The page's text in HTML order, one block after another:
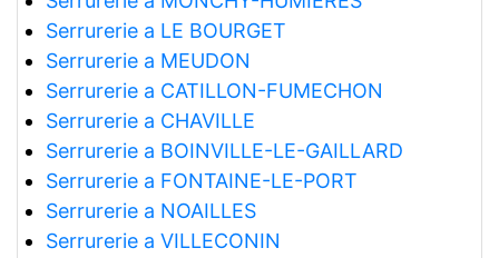
Serrurerie a LE BOURGET
Serrurerie a MEUDON
Serrurerie a CATILLON-FUMECHON
Serrurerie a CHAVILLE
Serrurerie a BOINVILLE-LE-GAILLARD
Serrurerie a FONTAINE-LE-PORT
Serrurerie a NOAILLES
Serrurerie a VILLECONIN